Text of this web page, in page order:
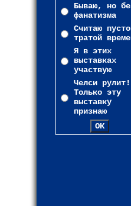
Бываю, но
фанатизма
Считаю
тратой
Я в этих
выставках
участвую
Челси рулит!
Только эту
выставку
признаю